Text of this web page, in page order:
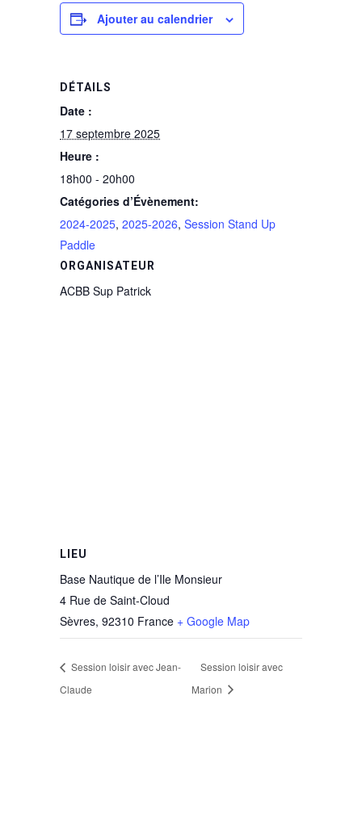
Ajouter au calendrier
DÉTAILS
Date :
17 septembre 2025
Heure :
18h00 - 20h00
Catégories d’Évènement:
2024-2025, 2025-2026, Session Stand Up
Paddle
ORGANISATEUR
ACBB Sup Patrick
LIEU
Base Nautique de l’Ile Monsieur
4 Rue de Saint-Cloud
Sèvres, 92310 France + Google Map
Session loisir avec Jean-
Claude
Session loisir avec
Marion